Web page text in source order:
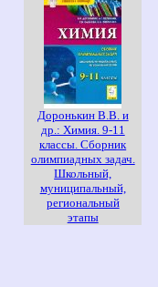
Доронькин В.В. и
др.: Химия. 9-11
классы. Сборник
олимпиадных задач.
Школьный,
муниципальный,
региональный
этапы